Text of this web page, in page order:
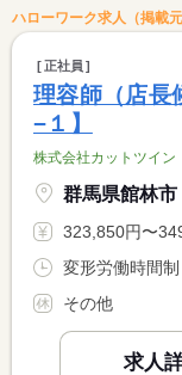
ハローワーク求人（掲載
正社員
理容師（店長
−１】
株式会社カットツイン
群馬県館林市
323,850円〜349,760円 ※フルタ
その他
求人